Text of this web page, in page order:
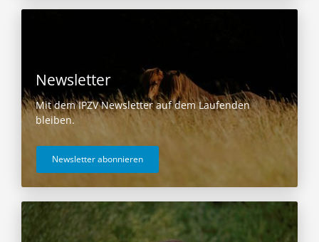
Newsletter
Mit dem IPZV Newsletter auf dem Laufenden
bleiben.
Newsletter abonnieren